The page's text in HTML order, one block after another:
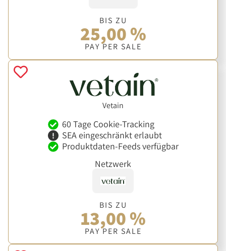
BIS ZU
25,00 %
PAY PER SALE
Vetain
60 Tage Cookie-Tracking
SEA eingeschränkt erlaubt
Produktdaten-Feeds verfügbar
Netzwerk
BIS ZU
13,00 %
PAY PER SALE